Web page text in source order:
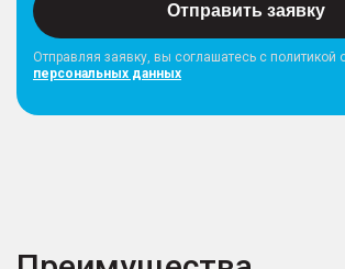
Отправить заявку
Отправляя заявку, вы соглашатесь с политикой
персональных данных